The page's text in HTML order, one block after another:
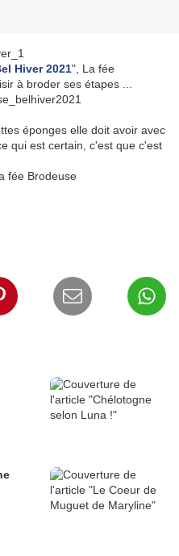
Hiver 2021", La fée
à broder ses étapes ...
éponges elle doit avoir avec
qui est certain, c'est que c'est